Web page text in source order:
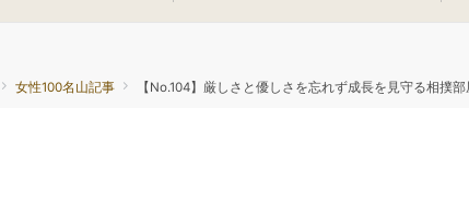
女性100名山記事 【No.104】厳しさと優しさを忘れず成長を見守る相撲